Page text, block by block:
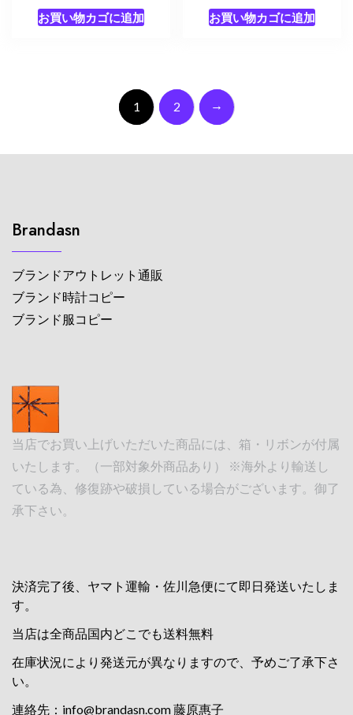
お買い物カゴに追加 お買い物カゴに追加
1 2 →
Brandasn
ブランドアウトレット通販
ブランド時計コピー
ブランド服コピー
当店でお買い上げいただいた商品には、箱・リボンが付属
いたします。（一部対象外商品あり） ※海外より輸送し
ている為、修復跡や破損している場合がございます。御了
承下さい。
決済完了後、ヤマト運輸・佐川急便にて即日発送いたしま
す。
当店は全商品国内どこでも送料無料
在庫状況により発送元が異なりますので、予めご了承下さ
い。
連絡先： info@brandasn.com藤原惠子